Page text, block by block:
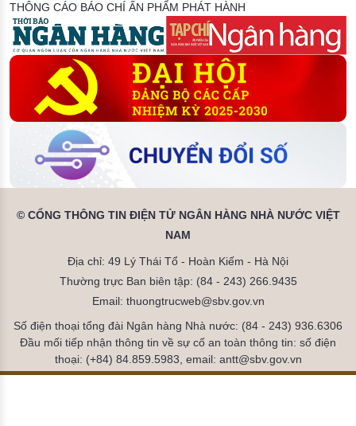
THÔNG CÁO BÁO CHÍ ẤN PHẨM PHÁT HÀNH
© CỔNG THÔNG TIN ĐIỆN TỬ NGÂN HÀNG NHÀ NƯỚC VIỆT
NAM
Địa chỉ: 49 Lý Thái Tổ - Hoàn Kiếm - Hà Nội
Thường trực Ban biên tập: (84 - 243) 266.9435
Email: thuongtrucweb@sbv.gov.vn
Số điện thoại tổng đài Ngân hàng Nhà nước: (84 - 243) 936.6306
Đầu mối tiếp nhận thông tin về sự cố an toàn thông tin: số điện
thoại: (+84) 84.859.5983, email: antt@sbv.gov.vn